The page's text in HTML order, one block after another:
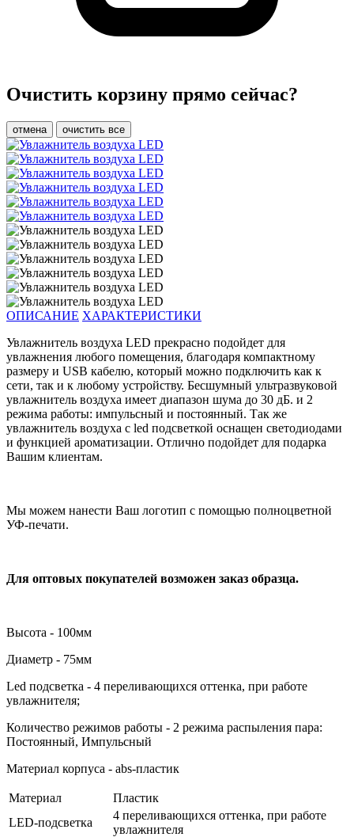
Очистить корзину прямо сейчас?
отмена очистить все
ОПИСАНИЕ ХАРАКТЕРИСТИКИ
Увлажнитель воздуха LED прекрасно подойдет для
увлажнения любого помещения, благодаря компактному
размеру и USB кабелю, который можно подключить как к
сети, так и к любому устройству. Бесшумный ультразвуковой
увлажнитель воздуха имеет диапазон шума до 30 дБ. и 2
режима работы: импульсный и постоянный. Так же
увлажнитель воздуха с led подсветкой оснащен светодиодами
и функцией ароматизации. Отлично подойдет для подарка
Вашим клиентам.
Мы можем нанести Ваш логотип с помощью полноцветной
УФ-печати.
Для оптовых покупателей возможен заказ образца.
Высота - 100мм
Диаметр - 75мм
Led подсветка - 4 переливающихся оттенка, при работе
увлажнителя;
Количество режимов работы - 2 режима распыления пара:
Постоянный, Импульсный
Материал корпуса - abs-пластик
Материал
Пластик
LED-подсветка
4 переливающихся оттенка, при работе
увлажнителя